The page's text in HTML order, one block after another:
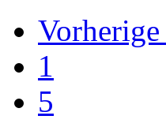
Vorherige
1
5